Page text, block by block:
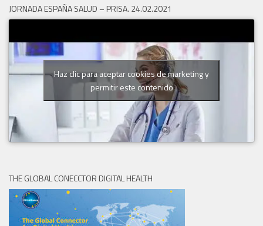
JORNADA ESPAÑA SALUD – PRISA. 24.02.2021
Haz clic para aceptar cookies de marketing y
permitir este contenido
THE GLOBAL CONECCTOR DIGITAL HEALTH